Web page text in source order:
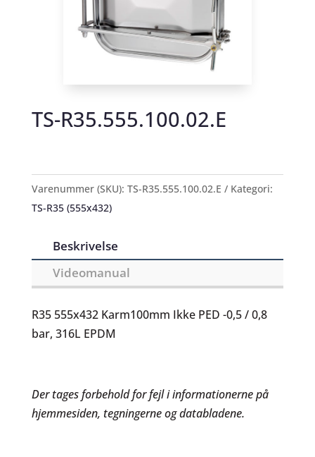
TS-R35.555.100.02.E
Varenummer (SKU): TS-R35.555.100.02.E
Kategori:
TS-R35 (555x432)
Beskrivelse
Videomanual
R35 555x432 Karm100mm Ikke PED -0,5 / 0,8
bar, 316L EPDM
Der tages forbehold for fejl i informationerne på
hjemmesiden, tegningerne og databladene.